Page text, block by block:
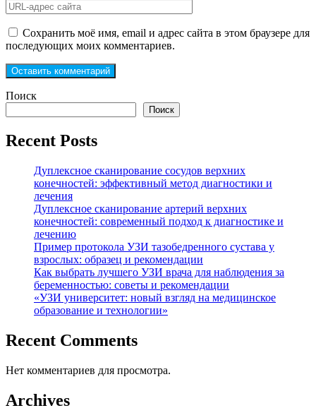
Сохранить моё имя, email и адрес сайта в этом браузере для
последующих моих комментариев.
Поиск
Поиск
Recent Posts
Дуплексное сканирование сосудов верхних
конечностей: эффективный метод диагностики и
лечения
Дуплексное сканирование артерий верхних
конечностей: современный подход к диагностике и
лечению
Пример протокола УЗИ тазобедренного сустава у
взрослых: образец и рекомендации
Как выбрать лучшего УЗИ врача для наблюдения за
беременностью: советы и рекомендации
«УЗИ университет: новый взгляд на медицинское
образование и технологии»
Recent Comments
Нет комментариев для просмотра.
Archives